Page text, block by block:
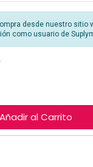
desde nuestro sitio
como usuario de
Añadir al Carrito